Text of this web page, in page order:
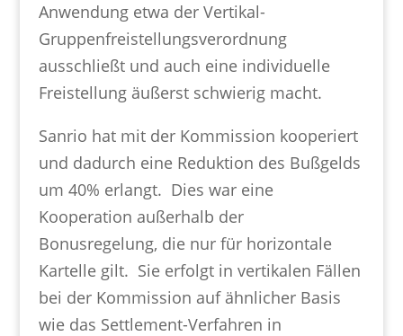
Anwendung etwa der Vertikal-
Gruppenfreistellungsverordnung
ausschließt und auch eine individuelle
Freistellung äußerst schwierig macht.
Sanrio hat mit der Kommission kooperiert
und dadurch eine Reduktion des Bußgelds
um 40% erlangt. Dies war eine
Kooperation außerhalb der
Bonusregelung, die nur für horizontale
Kartelle gilt. Sie erfolgt in vertikalen Fällen
bei der Kommission auf ähnlicher Basis
wie das Settlement-Verfahren in